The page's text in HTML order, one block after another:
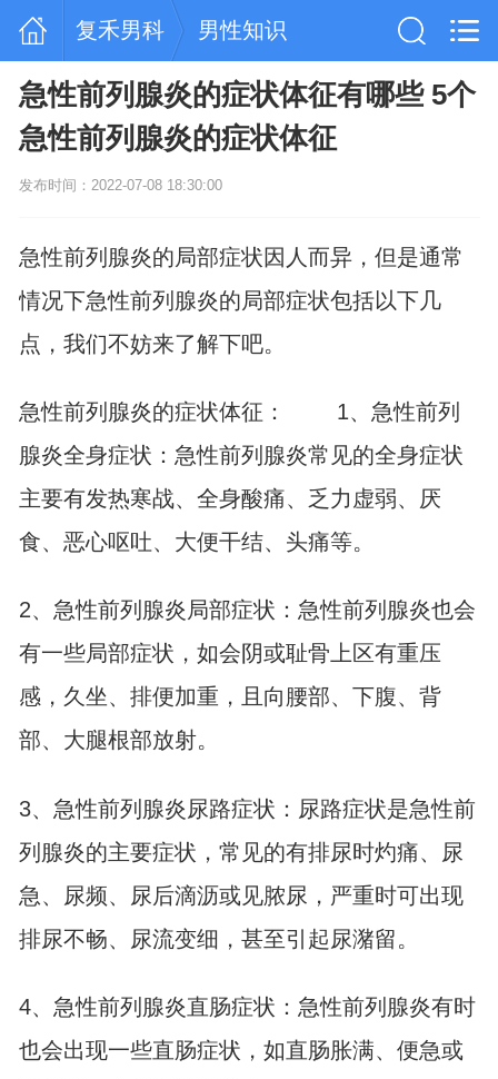
复禾男科 男性知识
急性前列腺炎的症状体征有哪些 5个
急性前列腺炎的症状体征
发布时间：2022-07-08 18:30:00
急性前列腺炎的局部症状因人而异，但是通常
情况下急性前列腺炎的局部症状包括以下几
点，我们不妨来了解下吧。
急性前列腺炎的症状体征： 1、急性前列
腺炎全身症状：急性前列腺炎常见的全身症状
主要有发热寒战、全身酸痛、乏力虚弱、
厌
食、 恶心呕吐、大便干结、头痛等。
2、急性前列腺炎局部症状：急性前列腺炎也会
有一些局部症状，如会阴或耻骨上区有重压
感，久坐、排便加重，且向腰部、下腹、背
部、大腿根部放射。
3、急性前列腺炎尿路症状：尿路症状是急性前
列腺炎的主要症状，常见的有排尿时灼痛、
尿
急、尿频、尿后滴沥或见脓尿，严重时可出现
排尿不畅、尿流变细，甚至引起尿潴留。
4、急性前列腺炎直肠症状：急性前列腺炎有时
也会出现一些直肠症状，如直肠胀满、便急或